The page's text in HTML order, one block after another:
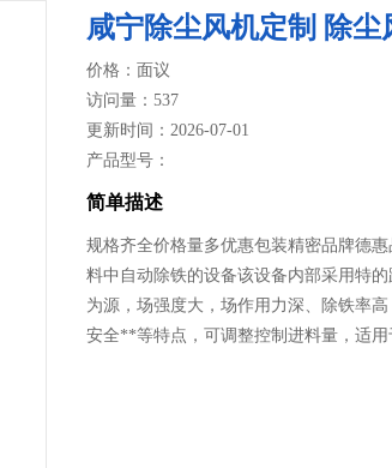
咸宁除尘风机定制 除
价格：面议
访问量：537
更新时间：2026-07-01
产品型号：
简单描述
规格齐全价格量多优惠包装精密品牌德
料中自动除铁的设备该设备内部采用特
为源，场强度大，场作用力深、除铁率
安全**等特点，可调整控制进料量，适